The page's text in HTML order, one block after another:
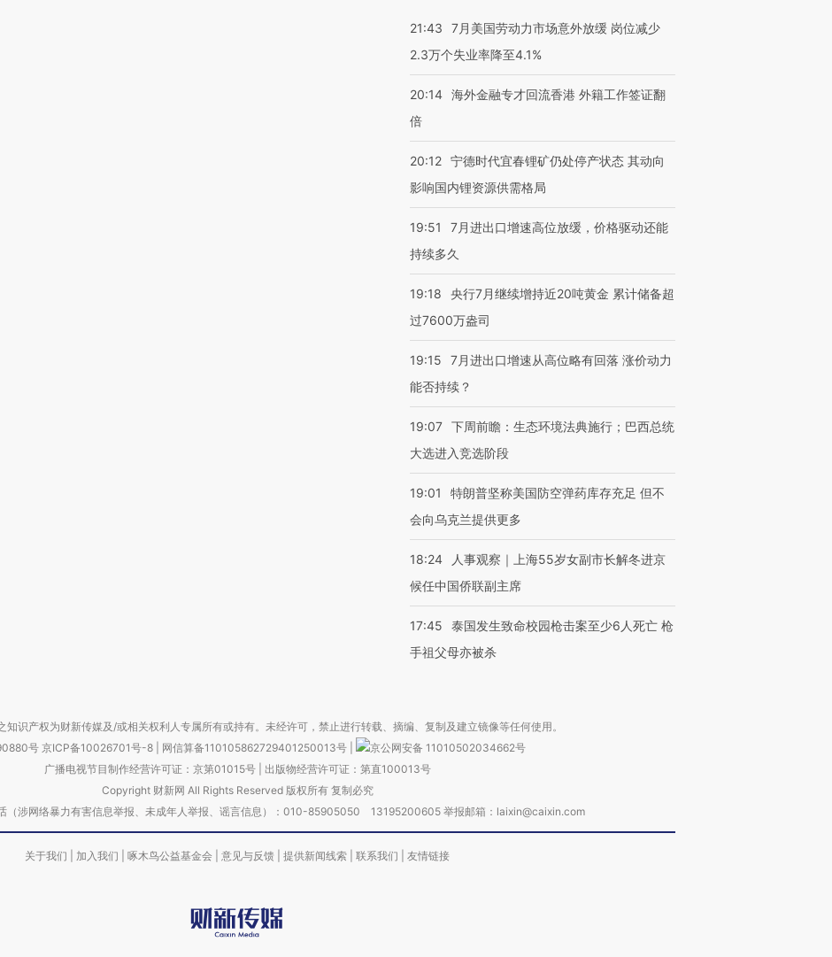
21:43
7月美国劳动力市场意外放缓 岗位减少
2.3万个失业率降至4.1%
20:14 海外金融专才回流香港 外籍工作签证翻
倍
20:12 宁德时代宜春锂矿仍处停产状态 其动向
影响国内锂资源供需格局
19:51
7月进出口增速高位放缓，价格驱动还能
持续多久
19:18
央行7月继续增持近20吨黄金 累计储备超
过7600万盎司
19:15
7月进出口增速从高位略有回落 涨价动力
能否持续？
19:07 下周前瞻：生态环境法典施行；巴西总统
大选进入竞选阶段
19:01
特朗普坚称美国防空弹药库存充足 但不
会向乌克兰提供更多
18:24
人事观察｜上海55岁女副市长解冬进京
候任中国侨联副主席
17:45
泰国发生致命校园枪击案至少6人死亡 枪
手祖父母亦被杀
知识产权为财新传媒及/或相关权利人专属所有或持有。未经许可，禁止进行转载、摘编、复制及建立镜像等任何使用。
号 京ICP备10026701号-8 网信算备110105862729401250013号
京公网安备 11010502034662号
广播电视节目制作经营许可证：京第01015号| 出版物经营许可证：第直100013号
Copyright 财新网 All Rights Reserved 版权所有 复制必究
（涉网络暴力有害信息举报、未成年人举报、谣言信息）：010-85905050 13195200605 举报邮箱：laixin@caixin.com
关于我们 加入我们 啄木鸟公益基金会 意见与反馈 提供新闻线索 联系我们 友情链接